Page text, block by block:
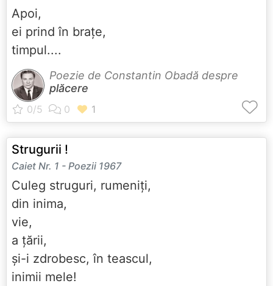
Apoi,
ei prind în brațe,
timpul....
Poezie de Constantin Obadă despre
plăcere
Strugurii !
Caiet Nr. 1 - Poezii 1967
Culeg struguri, rumeniți,
din inima,
vie,
a țării,
și-i zdrobesc, în teascul,
inimii mele!